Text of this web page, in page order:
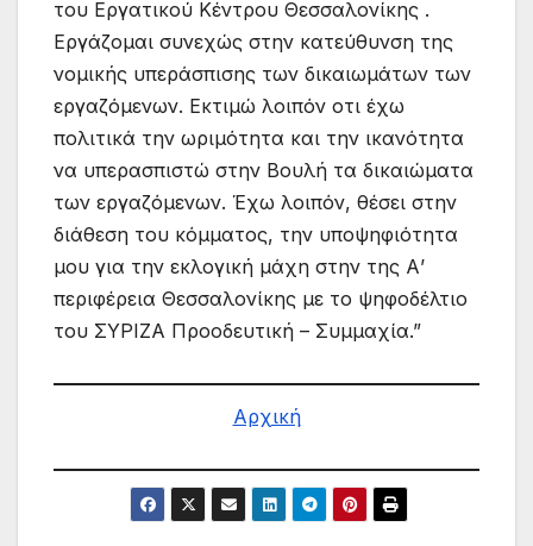
του Εργατικού Κέντρου Θεσσαλονίκης .
Εργάζομαι συνεχώς στην κατεύθυνση της
νομικής υπεράσπισης των δικαιωμάτων των
εργαζόμενων. Εκτιμώ λοιπόν οτι έχω
πολιτικά την ωριμότητα και την ικανότητα
να υπερασπιστώ στην Βουλή τα δικαιώματα
των εργαζόμενων. Έχω λοιπόν, θέσει στην
διάθεση του κόμματος, την υποψηφιότητα
μου για την εκλογική μάχη στην της Α’
περιφέρεια Θεσσαλονίκης με το ψηφοδέλτιο
του ΣΥΡΙΖΑ Προοδευτική – Συμμαχία.”
Αρχική